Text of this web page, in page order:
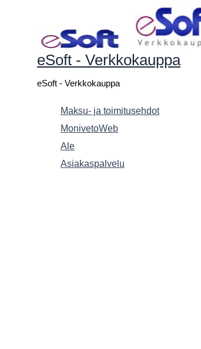
eSoft - Verkkokauppa
eSoft - Verkkokauppa
Maksu- ja toimitusehdot
MonivetoWeb
Ale
Asiakaspalvelu